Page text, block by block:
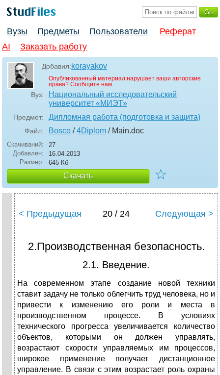
Вузы Предметы Пользователи
Реферат
AI
Заказать работу
Добавил:korayakov
Опубликованный материал нарушает ваши авторские
права? Сообщите нам.
Вуз:
Национальный исследовательский
университет «МИЭТ»
Предмет: Дипломная работа (подготовка и защита)
Файл: Bosco /4Diplom / Main.doc
Скачиваний:
27
Добавлен:
16.04.2013
Размер:
645 Кб
Скачать ☆
< Предыдущая 20 / 24 Следующая >
2.Производственная безопасность.
2.1. Введение.
На современном этапе создание новой техники
ставит задачу не только облегчить труд человека, но и
привести к изменению его роли и места в
производственном процессе. В условиях
технического прогресса увеличивается количество
объектов, которыми он должен управлять,
возрастают скорости управляемых им процессов,
широкое применение получает дистанционное
управление. В связи с этим возрастает роль охраны